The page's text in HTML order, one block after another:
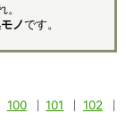
ノです。
100 101
102